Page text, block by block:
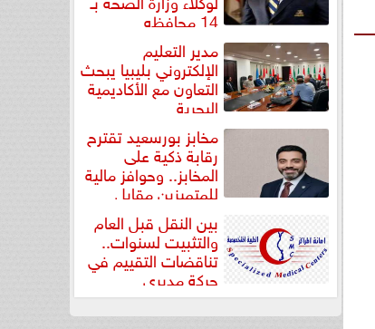
14 محافظه
مدير التعليم
الإلكتروني بليبيا يبحث
التعاون مع الأكاديمية
البحرية
مخابز بورسعيد تقترح
رقابة ذكية على
المخابز.. وحوافز مالية
للمتميزين مقابل
بين النقل قبل العام
والتثبيت لسنوات..
تناقضات التقييم في
حركة مديري
”مستشفيات...